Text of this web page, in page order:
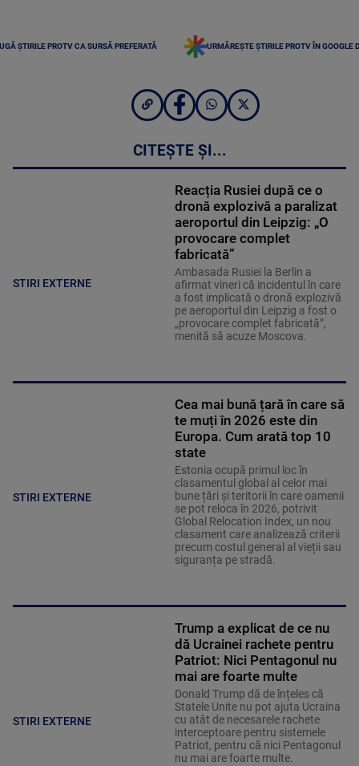
ȘTIRILE PROTV CA SURSĂ PREFERATĂ URMĂREȘTE ȘTIRILE PROTV ÎN GOOGLE
CITEȘTE ȘI...
STIRI EXTERNE
Reacția Rusiei după ce o
dronă explozivă a paralizat
aeroportul din Leipzig: „O
provocare complet
fabricată”
Ambasada Rusiei la Berlin a
afirmat vineri că incidentul în care
a fost implicată o dronă explozivă
pe aeroportul din Leipzig a fost o
„provocare complet fabricată”,
menită să acuze Moscova.
STIRI EXTERNE
Cea mai bună țară în care să
te muți în 2026 este din
Europa. Cum arată top 10
state
Estonia ocupă primul loc în
clasamentul global al celor mai
bune țări și teritorii în care oamenii
se pot reloca în 2026, potrivit
Global Relocation Index, un nou
clasament care analizează criterii
precum costul general al vieții sau
siguranța pe stradă.
STIRI EXTERNE
Trump a explicat de ce nu
dă Ucrainei rachete pentru
Patriot: Nici Pentagonul nu
mai are foarte multe
Donald Trump dă de înțeles că
Statele Unite nu pot ajuta Ucraina
cu atât de necesarele rachete
interceptoare pentru sistemele
Patriot, pentru că nici Pentagonul
nu mai are foarte multe.